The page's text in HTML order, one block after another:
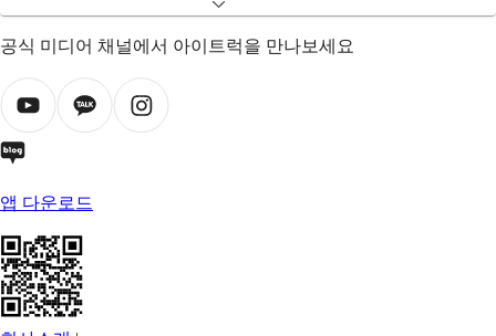
공식 미디어 채널에서 아이트럭을 만나보세요
앱 다운로드